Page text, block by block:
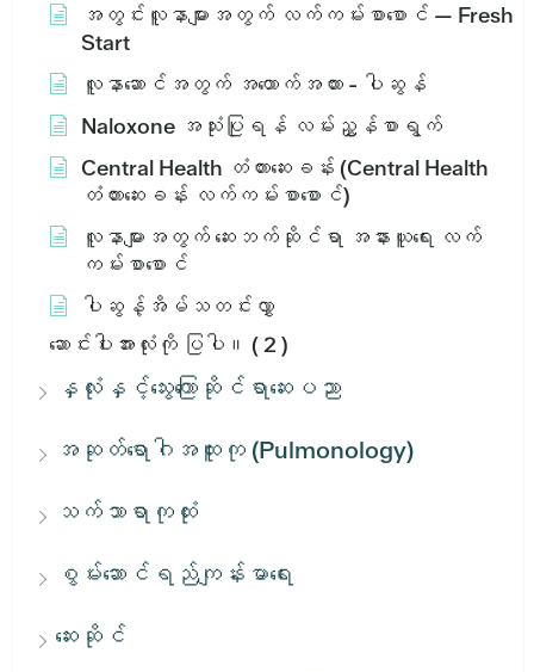
အတွင်းလူနာများအတွက် လက်ကမ်းစာစောင် — Fresh
Start
လူနာဆောင်အတွက် အထောက်အထား - ပါဆွန်
Naloxone အသုံးပြုရန် လမ်းညွှန်စာရွက်
Central Health တံတားဆေးခန်း (Central Health
တံတားဆေးခန်း လက်ကမ်းစာစောင်)
လူနာများအတွက် ဆေးဘက်ဆိုင်ရာ အနားယူရေး လက်
ကမ်းစာစောင်
ပါဆွန့်အိမ်သတင်းလွှာ
ဆောင်းပါးအားလုံးကို ပြပါ။ ( 2 )
နှလုံးနှင့်သွေးကြောဆိုင်ရာဆေးပညာ
အဆုတ်ရောဂါအထူးကု (Pulmonology)
သက်သာရာကုထုံး
စွမ်းဆောင်ရည်ကျန်းမာရေး
ဆေးဆိုင်